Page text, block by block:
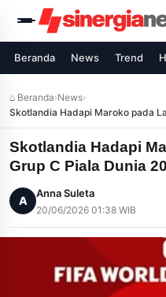
Beranda News Trend
⌂ Beranda›News›
Skotlandia Hadapi Maroko pada
Skotlandia Hadapi
Grup C Piala Dunia
A
Anna Suleta
20/06/2026 01:38 WIB